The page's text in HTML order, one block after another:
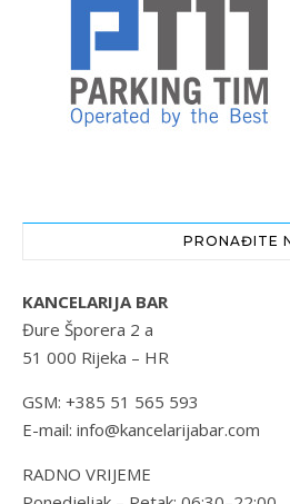
PRONAĐITE
KANCELARIJA BAR
Đure Šporera 2 a
51 000 Rijeka – HR
GSM: +385 51 565 593
E-mail: info@kancelarijabar.com
RADNO VRIJEME